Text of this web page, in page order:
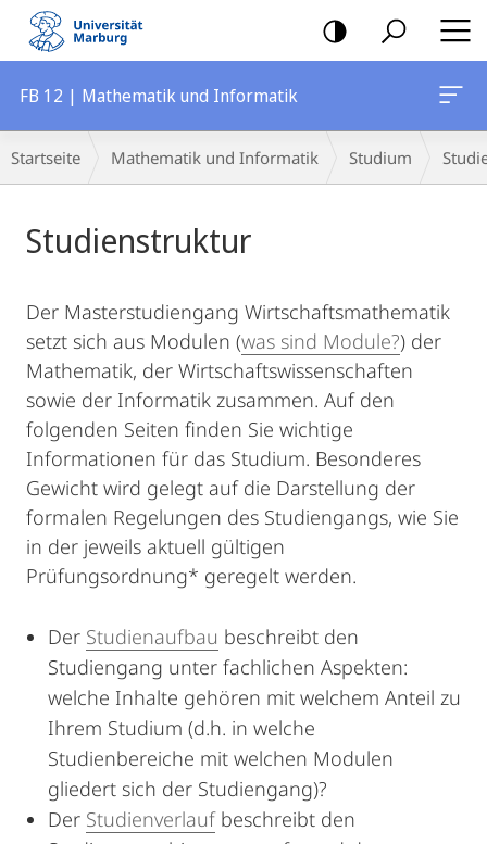
Mobile-
Navigation
FB 12 | Mathematik und Informatik
Breadcrumb-
Navigation
Startseite Mathematik und Informatik Studium
Studienstruktur
Der Masterstudiengang Wirtschaftsmathematik
setzt sich aus Modulen (was sind Module?) der
Mathematik, der Wirtschaftswissenschaften
sowie der Informatik zusammen. Auf den
folgenden Seiten finden Sie wichtige
Informationen für das Studium. Besonderes
Gewicht wird gelegt auf die Darstellung der
formalen Regelungen des Studiengangs, wie Sie
in der jeweils aktuell gültigen
Prüfungsordnung* geregelt werden.
Der Studienaufbau beschreibt den
Studiengang unter fachlichen Aspekten:
welche Inhalte gehören mit welchem Anteil zu
Ihrem Studium (d.h. in welche
Studienbereiche mit welchen Modulen
gliedert sich der Studiengang)?
Der Studienverlaufbeschreibt den